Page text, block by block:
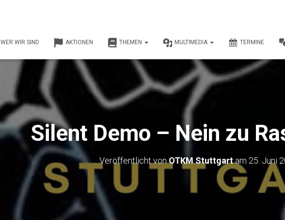
WER WIR SIND AKTIONEN THEMEN MULTIMEDIA TERMINE
Silent Demo – Nein zu
Veröffentlicht vonOTKM Stuttgartam 25. Juni